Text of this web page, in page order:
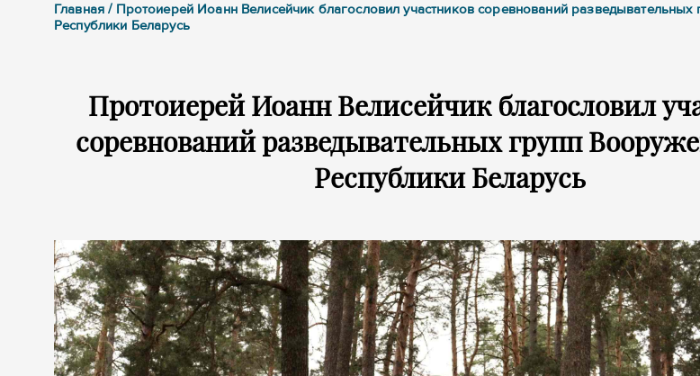
Главная / Протоиерей Иоанн Велисейчик благословил участников соревнований
Республики Беларусь
Протоиерей Иоанн Велисейчик благословил
соревнований разведывательных групп
Республики Беларусь